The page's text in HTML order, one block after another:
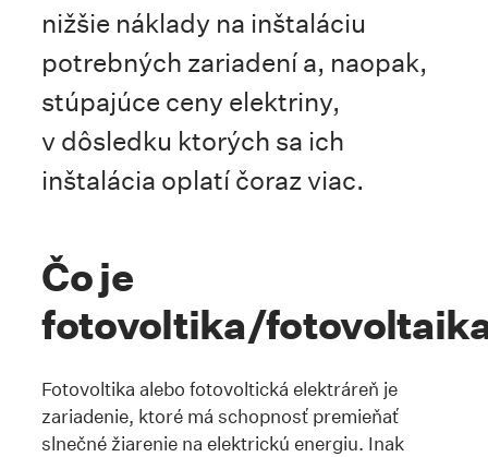
nižšie náklady na inštaláciu
potrebných zariadení a, naopak,
stúpajúce ceny elektriny,
v dôsledku ktorých sa ich
inštalácia oplatí čoraz viac.
Čo je
fotovoltika/
Fotovoltika alebo fotovoltická elektráreň je
zariadenie, ktoré má schopnosť premieňať
slnečné žiarenie na elektrickú energiu. Inak